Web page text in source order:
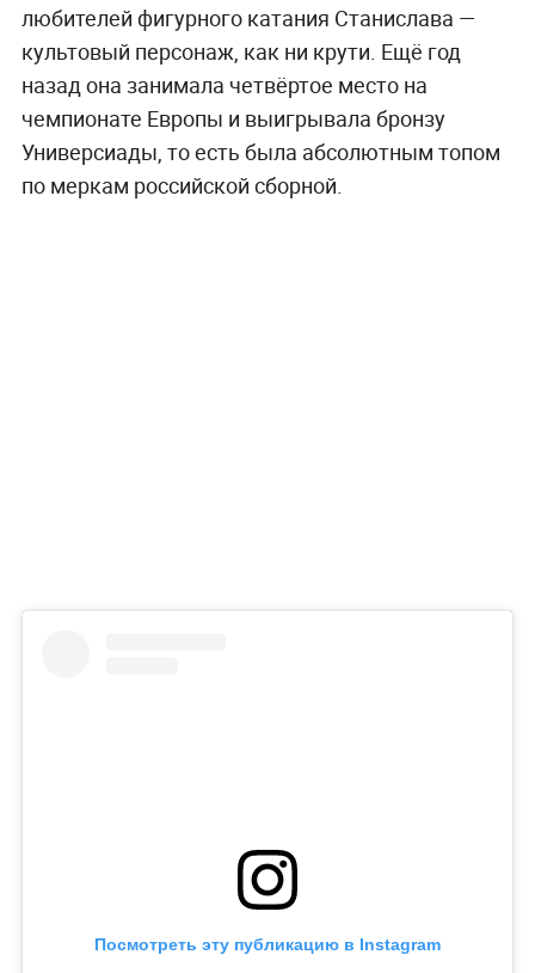
любителей фигурного катания Станислава —
культовый персонаж, как ни крути. Ещё год
назад она занимала четвёртое место на
чемпионате Европы и выигрывала бронзу
Универсиады, то есть была абсолютным топом
по меркам российской сборной.
Посмотреть эту публикацию в Instagram